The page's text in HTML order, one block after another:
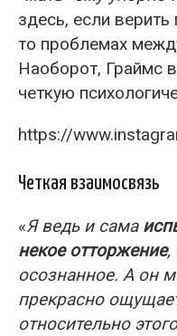
здесь, если
то проблемах
Наоборот, Граймс
четкую
https://
Четкая взаимосвязь
«Я ведь и сама
некое отторжение,
осознанное. А он
прекрасно
относительно